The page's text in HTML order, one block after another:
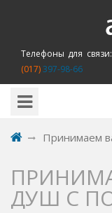
Телефоны для связи:
(017)397-98-66
Принимаем
ДУШ С